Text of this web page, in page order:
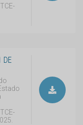
DE